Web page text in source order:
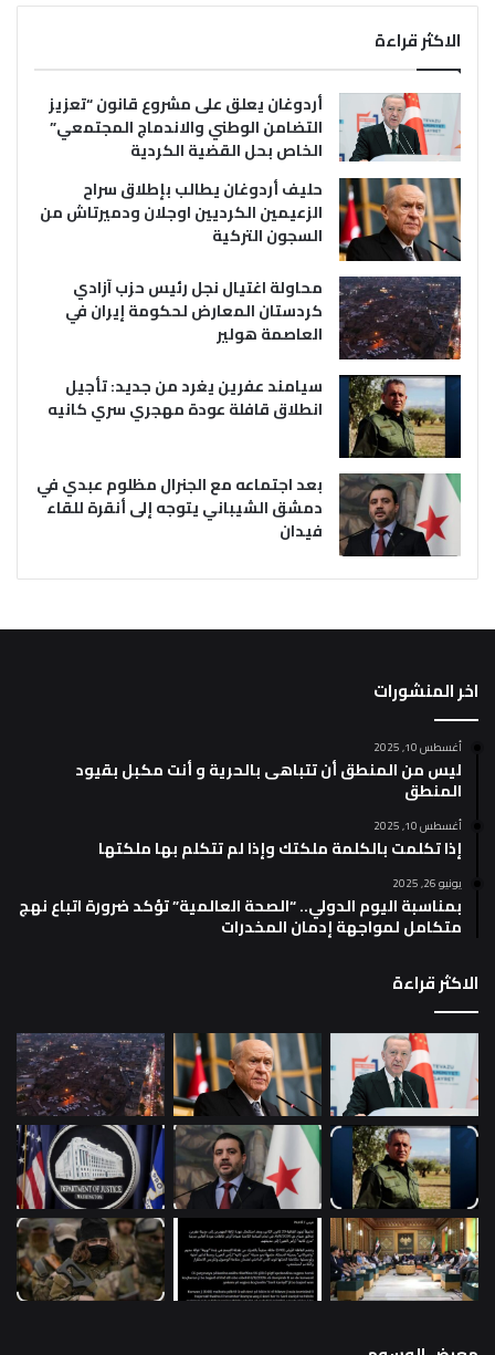
الاكثر قراءة
أردوغان يعلق على مشروع قانون “تعزيز
التضامن الوطني والاندماج المجتمعي”
الخاص بحل القضية الكردية
حليف أردوغان يطالب بإطلاق سراح
الزعيمين الكرديين اوجلان ودميرتاش من
السجون التركية
محاولة اغتيال نجل رئيس حزب آزادي
كردستان المعارض لحكومة إيران في
العاصمة هولير
سيامند عفرين يغرد من جديد: تأجيل
انطلاق قافلة عودة مهجري سري كانيه
بعد اجتماعه مع الجنرال مظلوم عبدي في
دمشق الشيباني يتوجه إلى أنقرة للقاء
فيدان
اخر المنشورات
أغسطس 10, 2025
ليس من المنطق أن تتباهى بالحرية و أنت مكبل بقيود
المنطق
أغسطس 10, 2025
إذا تكلمت بالكلمة ملكتك وإذا لم تتكلم بها ملكتها
يونيو 26, 2025
بمناسبة اليوم الدولي.. “الصحة العالمية” تؤكد ضرورة اتباع نهج
متكامل لمواجهة إدمان المخدرات
الاكثر قراءة